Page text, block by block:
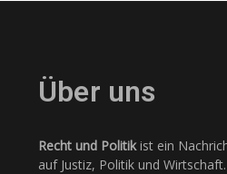
Über uns
Recht und Politikist ein
auf Justiz, Politik und